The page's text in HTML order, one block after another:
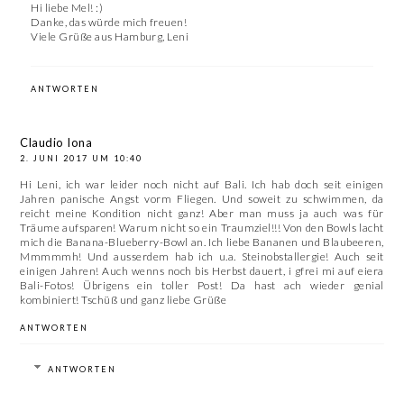
Hi liebe Mel! :)
Danke, das würde mich freuen!
Viele Grüße aus Hamburg, Leni
ANTWORTEN
Claudio Iona
2. JUNI 2017 UM 10:40
Hi Leni, ich war leider noch nicht auf Bali. Ich hab doch seit einigen
Jahren panische Angst vorm Fliegen. Und soweit zu schwimmen, da
reicht meine Kondition nicht ganz! Aber man muss ja auch was für
Träume aufsparen! Warum nicht so ein Traumziel!!! Von den Bowls lacht
mich die Banana-Blueberry-Bowl an. Ich liebe Bananen und Blaubeeren,
Mmmmmh! Und ausserdem hab ich u.a. Steinobstallergie! Auch seit
einigen Jahren! Auch wenns noch bis Herbst dauert, i gfrei mi auf eiera
Bali-Fotos! Übrigens ein toller Post! Da hast ach wieder genial
kombiniert! Tschüß und ganz liebe Grüße
ANTWORTEN
ANTWORTEN